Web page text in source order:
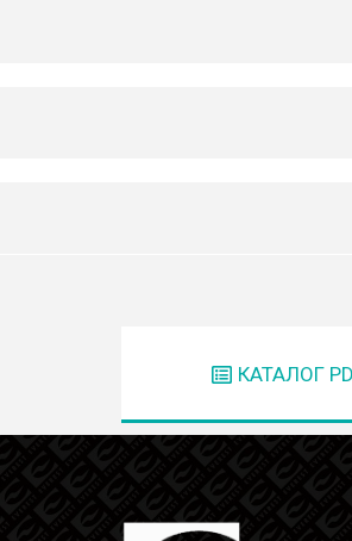
КАТАЛОГ